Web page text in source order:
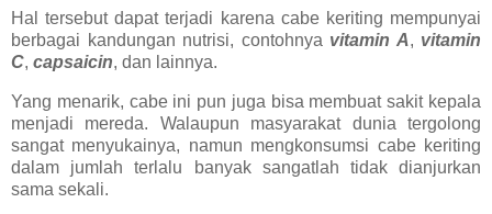
Hal tersebut dapat terjadi karena cabe keriting mempunyai
berbagai kandungan nutrisi, contohnya vitamin A, vitamin
C, capsaicin, dan lainnya.
Yang menarik, cabe ini pun juga bisa membuat sakit kepala
menjadi mereda. Walaupun masyarakat dunia tergolong
sangat menyukainya, namun mengkonsumsi cabe keriting
dalam jumlah terlalu banyak sangatlah tidak dianjurkan
sama sekali.